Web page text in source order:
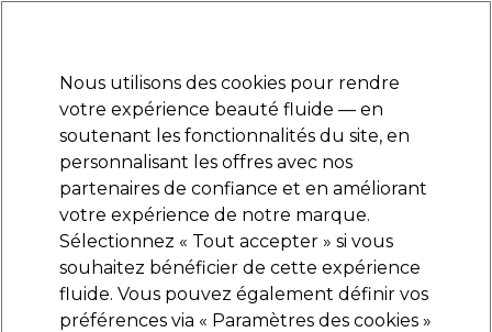
Se connecter
Marques Bons plans Coiffure Electro et Matériel
Livraison et délais
lire la suite
Proxelli Kila Brosse Chauffante Volumisante
Nous utilisons des cookies pour rendre
votre expérience beauté fluide — en
soutenant les fonctionnalités du site, en
personnalisant les offres avec nos
partenaires de confiance et en améliorant
votre expérience de notre marque.
Sélectionnez « Tout accepter » si vous
souhaitez bénéficier de cette expérience
fluide. Vous pouvez également définir vos
préférences via « Paramètres des cookies »